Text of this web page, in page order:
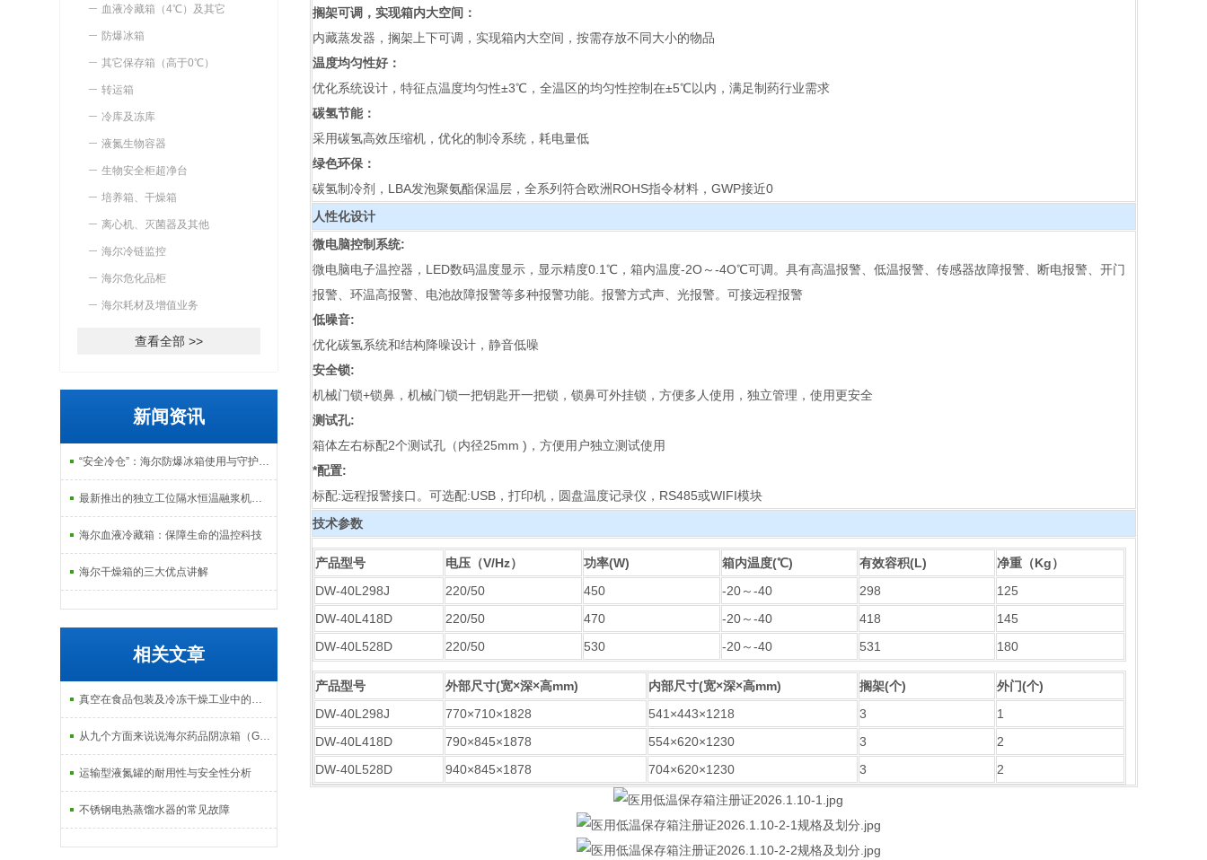
血液冷藏箱（4℃）及其它
防爆冰箱
其它保存箱（高于0℃）
转运箱
冷库及冻库
液氮生物容器
生物安全柜超净台
培养箱、干燥箱
离心机、灭菌器及其他
海尔冷链监控
海尔危化品柜
海尔耗材及增值业务
查看全部 >>
新闻资讯
“安全冷仓”：海尔防爆冰箱使用与守护指南
最新推出的独立工位隔水恒温融浆机产品系列
海尔血液冷藏箱：保障生命的温控科技
海尔干燥箱的三大优点讲解
相关文章
真空在食品包装及冷冻干燥工业中的应用
从九个方面来说说海尔药品阴凉箱（GSP）的结构
运输型液氮罐的耐用性与安全性分析
不锈钢电热蒸馏水器的常见故障
搁架可调，实现箱内大空间：
内藏蒸发器，搁架上下可调，实现箱内大空间，按需存放不同大小的物品
温度均匀性好：
优化系统设计，特征点温度均匀性±3℃，全温区的均匀性控制在±5℃以内，满足制药行业需求
碳氢节能：
采用碳氢高效压缩机，优化的制冷系统，耗电量低
绿色环保：
碳氢制冷剂，LBA发泡聚氨酯保温层，全系列符合欧洲ROHS指令材料，GWP接近0
人性化设计
微电脑控制系统:
微电脑电子温控器，LED数码温度显示，显示精度0.1℃，箱内温度-2O～-4O℃可调。具有高温报警、低温报警、传感器故障报警、断电报警、开门
报警、环温高报警、电池故障报警等多种报警功能。报警方式声、光报警。可接远程报警
低噪音:
优化碳氢系统和结构降噪设计，静音低噪
安全锁:
机械门锁+锁鼻，机械门锁一把钥匙开一把锁，锁鼻可外挂锁，方便多人使用，独立管理，使用更安全
测试孔:
箱体左右标配2个测试孔（内径25mm )，方便用户独立测试使用
*配置:
标配:远程报警接口。可选配:USB，打印机，圆盘温度记录仪，RS485或WIFI模块
技术参数
产品型号 电压（V/Hz） 功率(W) 箱内温度(℃) 有效容积(L)
净重（Kg）
DW-40L298J
220/50 450 -20～-40 298
125
DW-40L418D
220/50 470 -20～-40 418
145
DW-40L528D
220/50 530 -20～-40 531 180
产品型号 外部尺寸(宽×深×高mm) 内部尺寸(宽×深×高mm) 搁架(个)
外门(个)
DW-40L298J
770×710×1828 541×443×1218 3
1
DW-40L418D
790×845×1878 554×620×1230 3
2
DW-40L528D
940×845×1878 704×620×1230 3 2